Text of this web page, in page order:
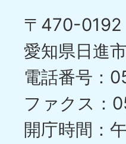
〒470-0192
愛知県日進
電話番号：
ファクス：
開庁時間：